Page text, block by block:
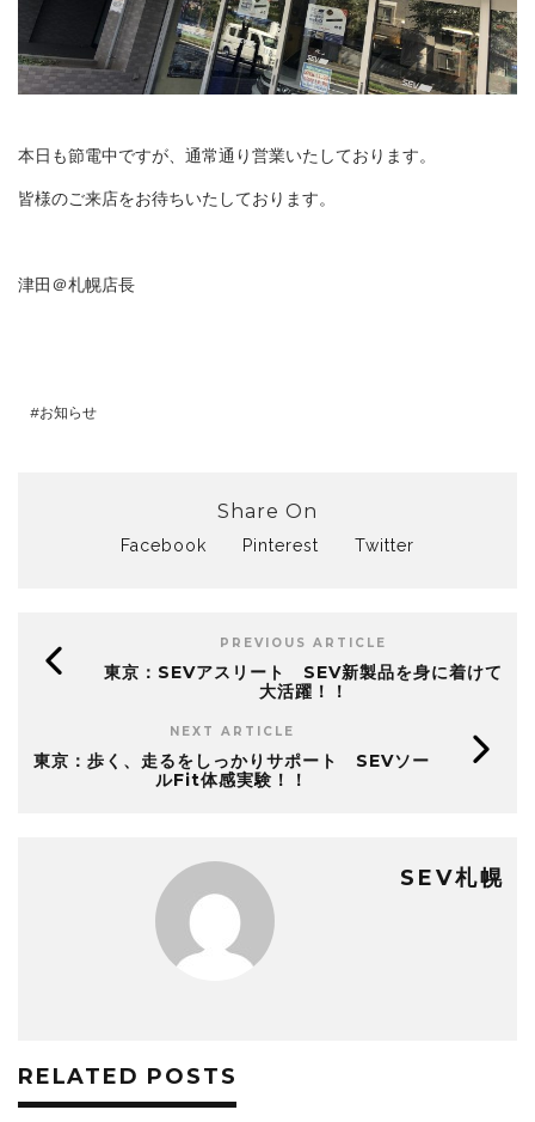
本日も節電中ですが、通常通り営業いたしております。
皆様のご来店をお待ちいたしております。
津田＠札幌店長
お知らせ
Share On
Facebook Pinterest Twitter
PREVIOUS ARTICLE
東京：SEVアスリート SEV新製品を身に着けて
大活躍！！
NEXT ARTICLE
東京：歩く、走るをしっかりサポート SEVソー
ルFit体感実験！！
SEV札幌
RELATED POSTS